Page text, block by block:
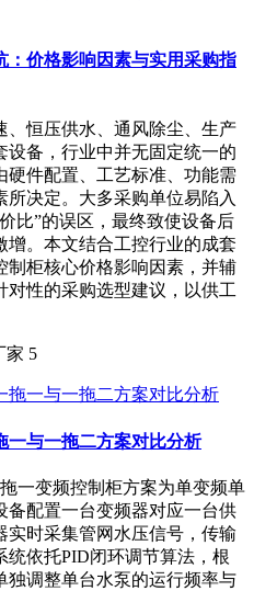
：价格影响因素与实用采购指
、恒压供水、通风除尘、生产
设备，行业中并无固定统一的
硬件配置、工艺标准、功能需
决定。大多采购单位易陷入
比”的误区，最终致使设备后
增。本文结合工控行业的成套
制柜核心价格影响因素，并辅
对性的采购选型建议，以供工
家 5
一与一拖二方案对比分析
一变频控制柜方案为单变频单
备配置一台变频器对应一台供
实时采集管网水压信号，传输
统依托PID闭环调节算法，根
独调整单台水泵的运行频率与